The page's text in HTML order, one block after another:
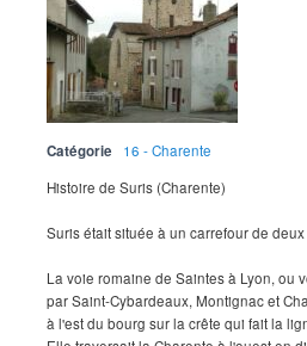
Catégorie
16 - Charente
Histoire de Suris (Charente)
Suris était située à un carrefour de
La voie romaine de Saintes à Lyon, ou
par Saint-Cybardeaux, Montignac et
à l'est du bourg sur la crête qui fait la